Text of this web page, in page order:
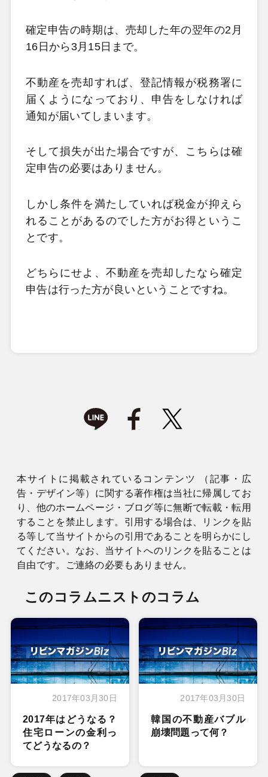
確定申告の時期は、売却した年の翌年の2 月
16 日から3月15 日まで。
不動産を売却すれば、登記情報が税務署に
届くようになっており、申告をしなければ
通知が届いてしまいます。
そして損失が出た場合ですが、こちらは確
定申告の必要はありません。
しかし条件を満たしていれば税金が抑えら
れることがあるのでした方がお得というこ
とです。
どちらにせよ、不動産を売却したなら確定
申告は行った方が良いということですね。
本サイトに掲載されているコンテンツ （記事・広
告・デザイン等）に関する著作権は当社に帰属してお
り、他のホームページ・ブログ等に無断で転載・転用
することを禁止します。引用する場合は、リンクを貼
る等して当サイトからの引用であることを明らかにし
てください。なお、当サイトへのリンクを貼ることは
自由です。ご連絡の必要もありません。
このコラムニストのコラム
2017年03月30日
2017年はどうなる？
住宅ローンの金利っ
てどうなるの？
2017年03月30日
韓国の不動産バブル
崩壊問題って何？